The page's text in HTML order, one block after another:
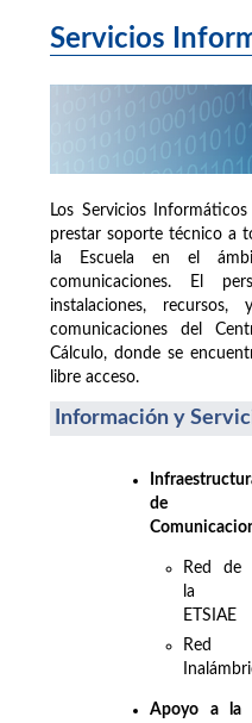
Servicios
Los Servicios
prestar soporte técnico a
la Escuela en el
comunicaciones. El
instalaciones,
comunicaciones del
Cálculo, donde se
libre acceso.
Información y
de
Red de
la
ETSIAE
Red
Apoyo a la